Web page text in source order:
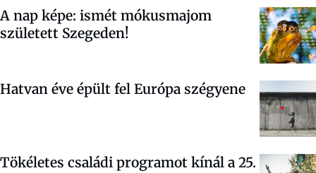
A nap képe: ismét mókusmajom
született Szegeden!
Hatvan éve épült fel Európa szégyene
Tökéletes családi programot kínál a 25.